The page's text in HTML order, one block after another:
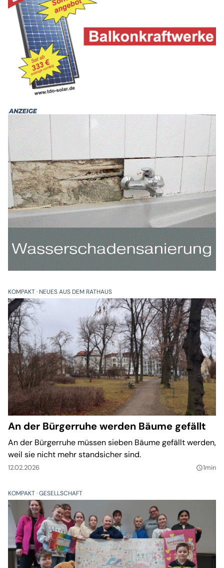
KOMPAKT NEUES AUS DEM RATHAUS
An der Bürgerruhe werden Bäume gefällt
An der Bürgerruhe müssen sieben Bäume gefällt werden,
weil sie nicht mehr standsicher sind.
12.02.2026 query_builder1min
KOMPAKT GESELLSCHAFT